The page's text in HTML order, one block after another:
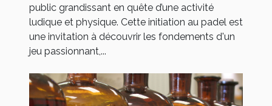
public grandissant en quête d’une activité
ludique et physique. Cette initiation au padel est
une invitation à découvrir les fondements d'un
jeu passionnant,...